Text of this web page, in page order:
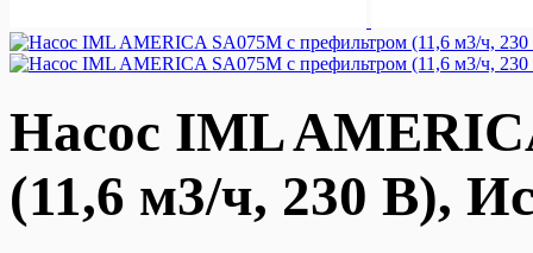
Насос IML
(11,6 м3/ч, 230 В),